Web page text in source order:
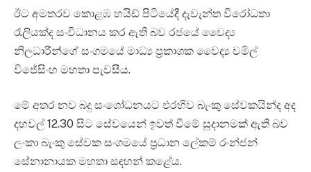
ඊට අමතරව කොළඹ හයිඩ් පිටියේදී දැවැන්ත විරෝධතා
රැලියක්ද සංවිධානය කර ඇති බව රජයේ වෛද්‍ය
නිලධාරීන්ගේ සංගමයේ මාධ්‍ය ප්‍රකාශක වෛද්‍ය චමිල්
විජේසිංහ මහතා පැවසීය.
මේ අතර නව බදු සංශෝධනයට එරහිව බැංකු සේවකයින්ද අද
දහවල් 12.30 සිට සේවයෙන් ඉවත් වීමේ සූදානමක් ඇති බව
ලංකා බැංකු සේවක සංගමයේ ප්‍රධාන ලේකම් රංන්ජන්
සේනානායක මහතා සඳහන් කළේය.